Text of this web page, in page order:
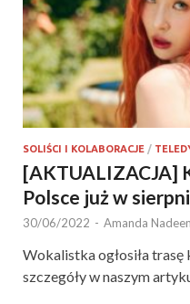
SOLIŚCI I KOLABORACJE /
[AKTUALIZACJA]
Polsce już w
30/06/2022 - Amanda
Wokalistka ogłosiła
szczegóły w naszym